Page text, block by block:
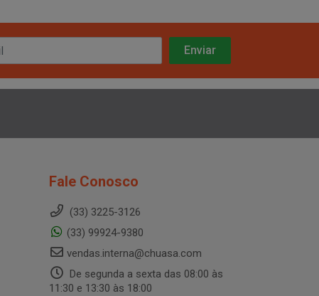
Fale Conosco
(33) 3225-3126
(33) 99924-9380
vendas.interna@chuasa.com
De segunda a sexta das 08:00 às
11:30 e 13:30 às 18:00